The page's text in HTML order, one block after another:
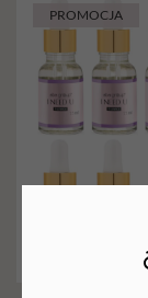
PROMOCJA